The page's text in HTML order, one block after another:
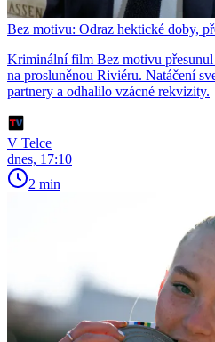
Bez motivu: Odraz hektické doby,
Kriminální film Bez motivu přesunul
na prosluněnou Riviéru. Natáčení
partnery a odhalilo vzácné rekvizity.
V Telce
dnes, 17:10
2 min